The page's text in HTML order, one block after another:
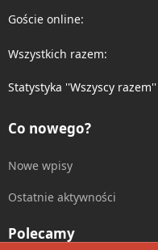
Goście online
Wszystkich razem
Statystyka ''Wszyscy
Co nowego?
Nowe wpisy
Ostatnie aktywności
Polecamy